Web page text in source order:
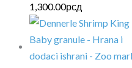
1,300.00рсд